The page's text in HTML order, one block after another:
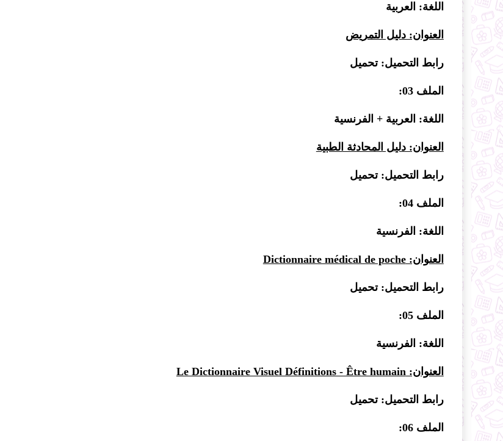
اللغة: العربية
العنوان: دليل التمريض
رابط التحميل:تحميل
الملف 03:
اللغة: العربية + الفرنسية
العنوان: دليل المحادثة الطبية
رابط التحميل:تحميل
الملف 04:
اللغة: الفرنسية
العنوان: Dictionnaire médical de poche
رابط التحميل:تحميل
الملف 05:
اللغة: الفرنسية
العنوان: Le Dictionnaire Visuel Définitions - Être humain
رابط التحميل:تحميل
الملف 06: